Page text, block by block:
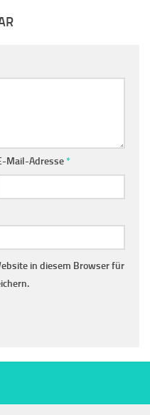
Mail-Adresse*
in diesem Browser für